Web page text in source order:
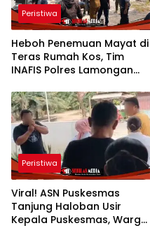
Peristiwa
Heboh Penemuan Mayat di
Teras Rumah Kos, Tim
INAFIS Polres Lamongan
Peristiwa
Viral! ASN Puskesmas
Tanjung Haloban Usir
Kepala Puskesmas, Warga: